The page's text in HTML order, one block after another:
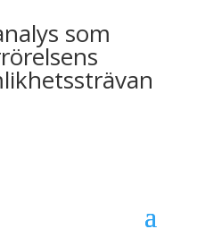
som
ägt rum.